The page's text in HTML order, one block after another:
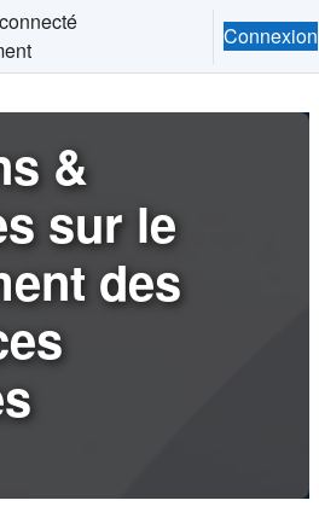
saisie de recherche Connexion
&
sur le
des